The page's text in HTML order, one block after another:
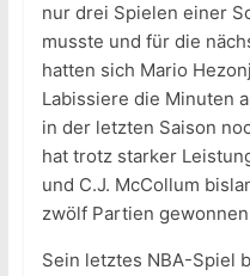
nur drei Spielen einer
musste und für die
hatten sich Mario
Labissiere die Minuten
in der letzten Saison
hat trotz starker
und C.J. McCollum
zwölf Partien
Sein letztes NBA-Spiel